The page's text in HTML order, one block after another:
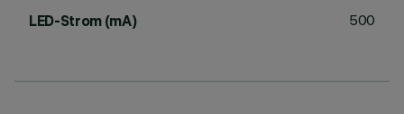
LED-Strom (mA) 500